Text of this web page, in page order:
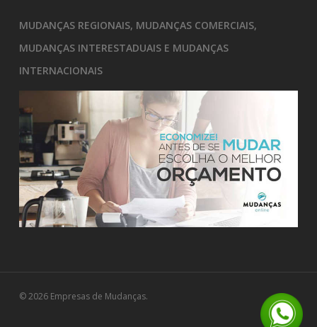
MUDANÇAS REGIONAIS, MUDANÇAS COMERCIAIS,
MUDANÇAS INTERESTADUAIS E MUDANÇAS
INTERNACIONAIS
© 2026 Empresas de Mudanças.